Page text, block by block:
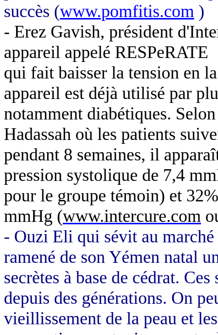
succès (www.pomfitis.com )
- Erez Gavish, président
appareil appelé RESPeRATE
qui fait baisser la tension en
appareil est déjà utilisé par
notamment diabétiques.
Hadassah où les patients
pendant 8 semaines, il
pression systolique de 7,4
pour le groupe témoin) et
mmHg (www.intercure.com
- Ouzi Eli qui sévit au marché
ramené de son Yémen natal
secrètes à base de cédrat.
depuis des générations. On
vieillissement de la peau et